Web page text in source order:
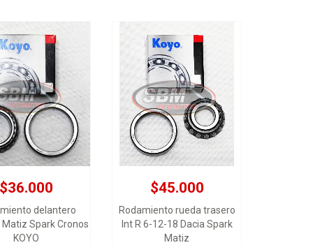
$36.000
delantero
Matiz Spark Cronos
KOYO
$45.000
Rodamiento rueda trasero
Int R 6-12-18 Dacia Spark
Matiz